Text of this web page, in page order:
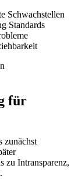
Schwachstellen
Standards
für
zunächst
zu Intransparenz,